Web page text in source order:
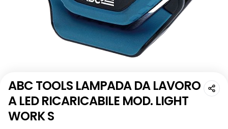
ABC TOOLS LAMPADA DA LAVORO
A LED RICARICABILE MOD. LIGHT
WORK S